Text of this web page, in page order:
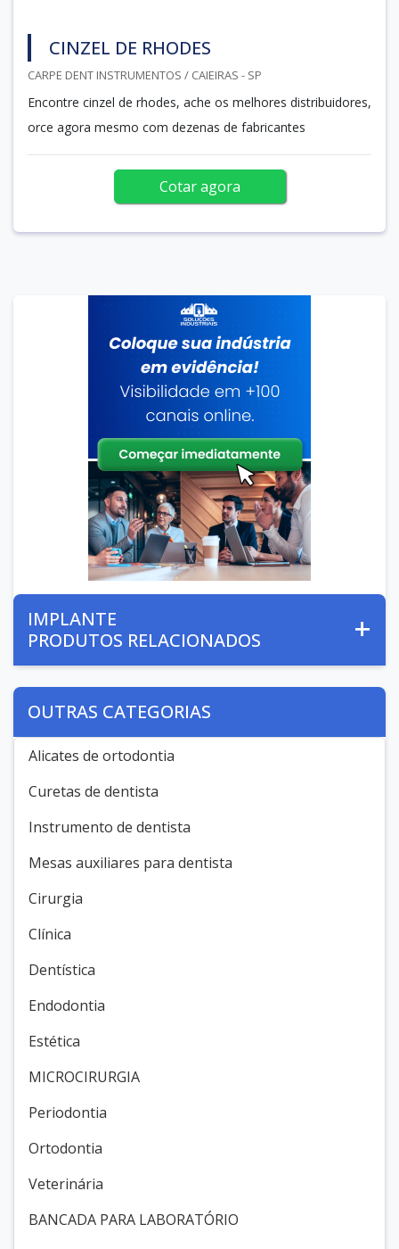
CINZEL DE RHODES
CARPE DENT INSTRUMENTOS / CAIEIRAS - SP
Encontre cinzel de rhodes, ache os melhores distribuidores,
orce agora mesmo com dezenas de fabricantes
Cotar agora
IMPLANTE
PRODUTOS RELACIONADOS
OUTRAS CATEGORIAS
Alicates de ortodontia
Curetas de dentista
Instrumento de dentista
Mesas auxiliares para dentista
Cirurgia
Clínica
Dentística
Endodontia
Estética
MICROCIRURGIA
Periodontia
Ortodontia
Veterinária
BANCADA PARA LABORATÓRIO